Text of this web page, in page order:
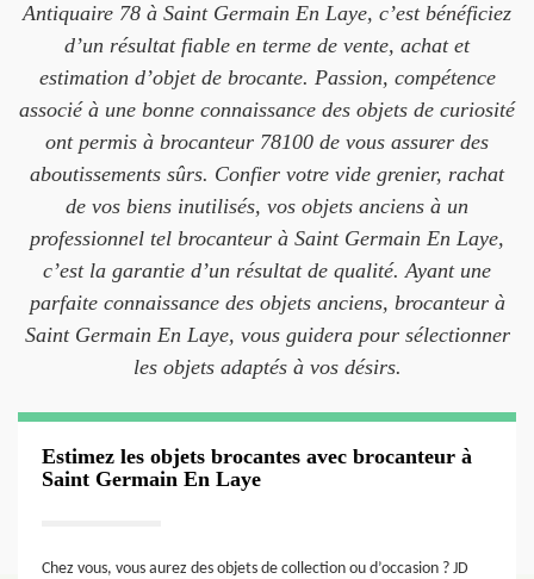
Antiquaire 78 à Saint Germain En Laye, c’est bénéficiez
d’un résultat fiable en terme de vente, achat et
estimation d’objet de brocante. Passion, compétence
associé à une bonne connaissance des objets de curiosité
ont permis à brocanteur 78100 de vous assurer des
aboutissements sûrs. Confier votre vide grenier, rachat
de vos biens inutilisés, vos objets anciens à un
professionnel tel brocanteur à Saint Germain En Laye,
c’est la garantie d’un résultat de qualité. Ayant une
parfaite connaissance des objets anciens, brocanteur à
Saint Germain En Laye, vous guidera pour sélectionner
les objets adaptés à vos désirs.
Estimez les objets brocantes avec brocanteur à
Saint Germain En Laye
Chez vous, vous aurez des objets de collection ou d’occasion ? JD